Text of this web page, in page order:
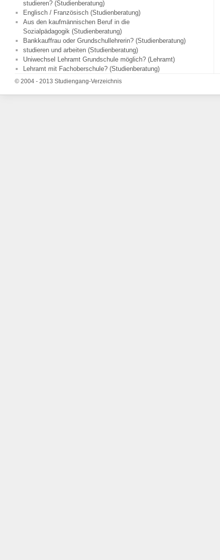
studieren? (Studienberatung)
Englisch / Französisch (Studienberatung)
Aus den kaufmännischen Beruf in die
Sozialpädagogik (Studienberatung)
Bankkauffrau oder Grundschullehrerin? (Studienberatung)
studieren und arbeiten (Studienberatung)
Uniwechsel Lehramt Grundschule möglich? (Lehramt)
Lehramt mit Fachoberschule? (Studienberatung)
© 2004 - 2013 Studiengang-Verzeichnis